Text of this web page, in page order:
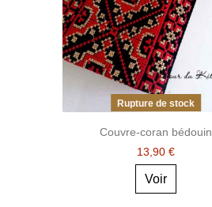
Rupture de stock
Couvre-coran bédouin
13,90 €
Voir